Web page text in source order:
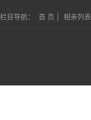
栏目导航： 首 页 相亲列表